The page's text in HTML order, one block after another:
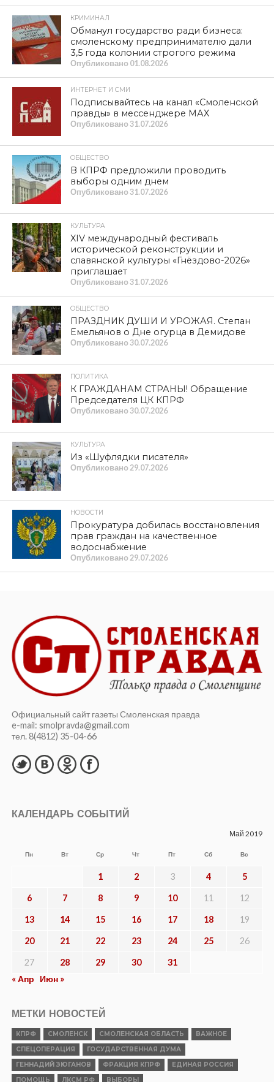
внешнего мира. Репортаж телеканала
«Красная Линия»
Опубликовано07.08.2026
НОВОСТИ
КПРФ — номер 8 в избирательном
бюллетене
Опубликовано06.08.2026
КУЛЬТУРА
созданную нашими предками. XIV
Международный фестиваль
исторической реконструкции и
славянской культуры «Гнёздово-2026»
прошел с успехом
ОБЩЕСТВО
Геннадий Зюганов наградил призеров
турнира по волейболу
Опубликовано05.08.2026
КУЛЬТУРА
Исторический музей приглашает на
экскурсию «Я родом из Смоленска»
Опубликовано 05.08.2026
ПОЛИТИКА
Владимир Кашин о ключевых решениях
по поддержке аграрной отрасли
Опубликовано04.08.2026
НОВОСТИ
Суд признал Бандеру, Мельника,
Шухевича, ОУН* и УПА* пособниками
нацистской Германии
ВЛАСТЬ
Коекакеры на новых скоростях
Опубликовано04.08.2026
ОБЩЕСТВО
Опубликовано
ОБЩЕСТВО
Навечно в памяти народной
Опубликовано 03.08.2026
ПОЛИТИКА
Не спасет пиар-отдел, если нет
реальных дел
3,5 года колонии строгого режима
ИНТЕРНЕТ И СМИ
правды» в мессенджере МАХ
ОБЩЕСТВО
выборы одним днем
исторической реконструкции и
приглашает
Опубликовано31.07.2026
ОБЩЕСТВО